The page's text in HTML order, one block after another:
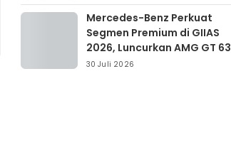
Mercedes-Benz Perkuat
Segmen Premium di GIIAS
2026, Luncurkan AMG GT 63
PRO dan GLC 200
30 Juli 2026